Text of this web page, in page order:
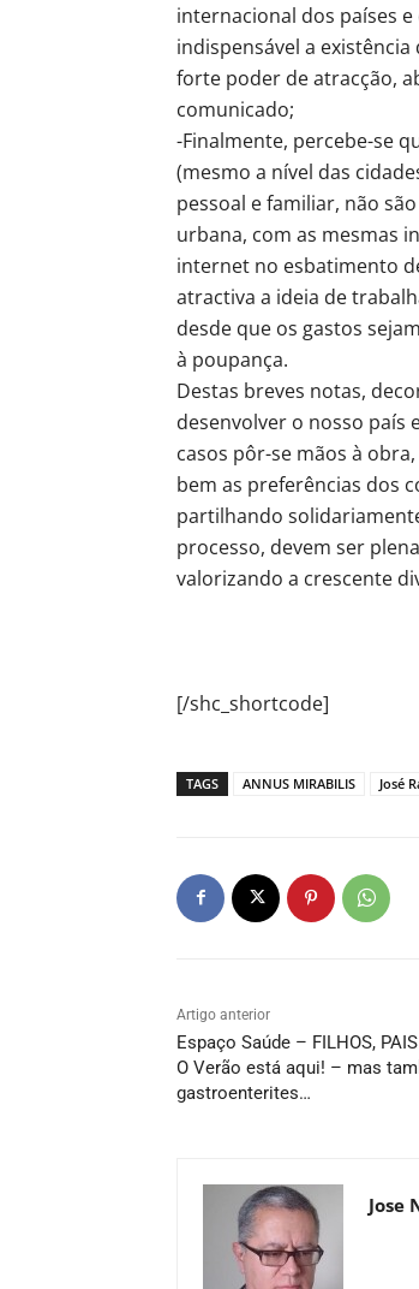
internacional dos países
indispensável a
forte poder de atracção,
comunicado;
-Finalmente, percebe-se
(mesmo a nível das
pessoal e familiar, não
urbana, com as mesmas
internet no esbatimento
atractiva a ideia de
desde que os gastos
à poupança.
Destas breves notas,
desenvolver o nosso país
casos pôr-se mãos à
bem as preferências dos
partilhando
processo, devem ser
valorizando a crescente
[/shc_shortcode]
TAGS ANNUS MIRABILIS José
Artigo anterior
Espaço Saúde – FILHOS,
O Verão está aqui! – mas
gastroenterites…
Jose